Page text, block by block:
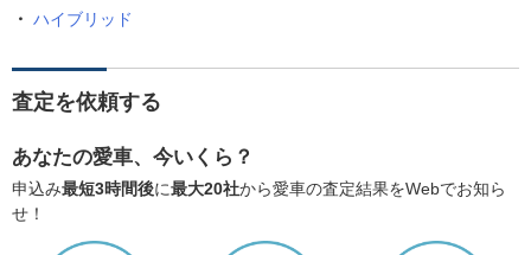
ハイブリッド
査定を依頼する
あなたの愛車、今いくら？
申込み最短3時間後に最大20社から愛車の査定結果をWebでお知ら
せ！